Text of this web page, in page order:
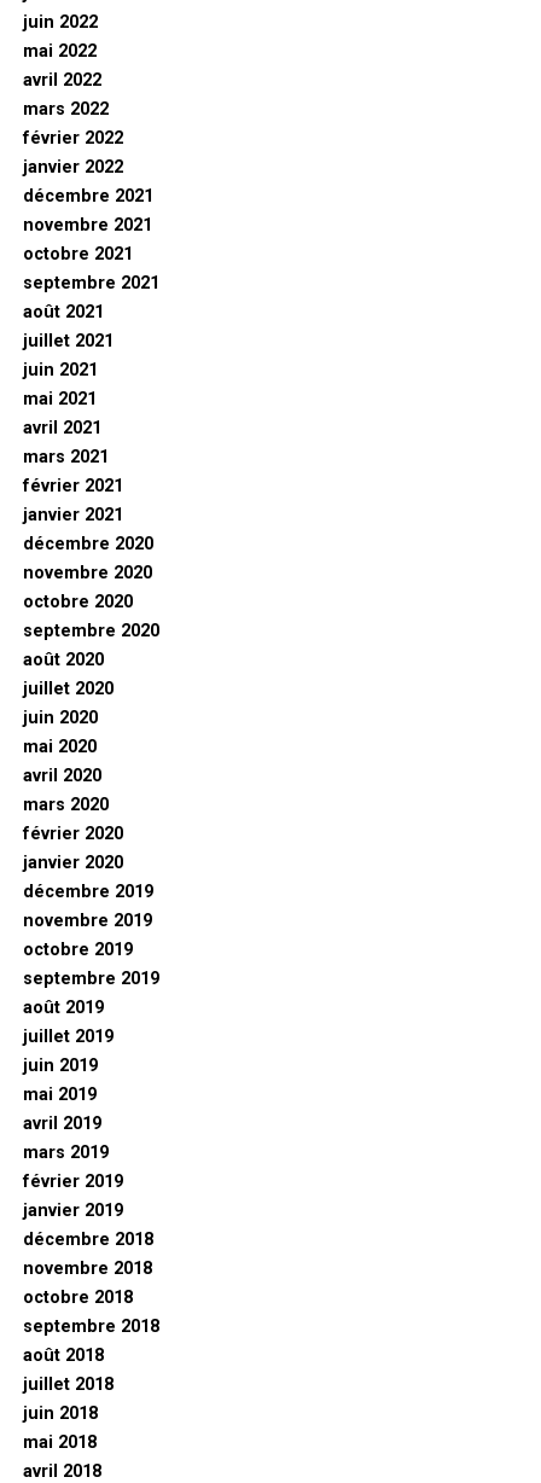
juin 2022
mai 2022
avril 2022
mars 2022
février 2022
janvier 2022
décembre 2021
novembre 2021
octobre 2021
septembre 2021
août 2021
juillet 2021
juin 2021
mai 2021
avril 2021
mars 2021
février 2021
janvier 2021
décembre 2020
novembre 2020
octobre 2020
septembre 2020
août 2020
juillet 2020
juin 2020
mai 2020
avril 2020
mars 2020
février 2020
janvier 2020
décembre 2019
novembre 2019
octobre 2019
septembre 2019
août 2019
juillet 2019
juin 2019
mai 2019
avril 2019
mars 2019
février 2019
janvier 2019
décembre 2018
novembre 2018
octobre 2018
septembre 2018
août 2018
juillet 2018
juin 2018
mai 2018
avril 2018